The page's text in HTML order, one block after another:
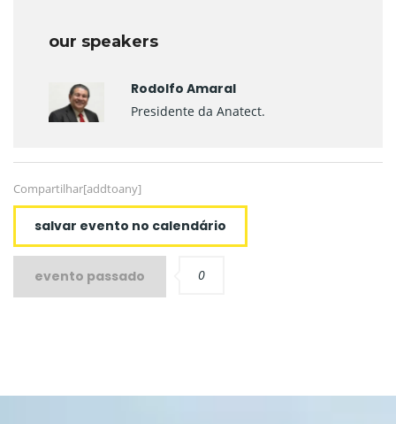
our speakers
Rodolfo Amaral
Presidente da Anatect.
Compartilhar[addtoany]
salvar evento no calendário
evento passado 0